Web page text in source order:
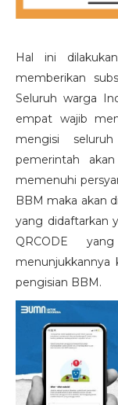
Hal ini
memberikan
Seluruh warga
empat wajib
mengisi
pemerintah
memenuhi
BBM maka akan
yang didaftarkan
QRCODE
menunjukkannya
pengisian BBM.